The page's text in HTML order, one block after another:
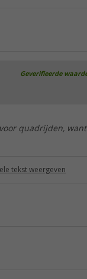
Geverifieerde
quadrijden,
tekst weergeven